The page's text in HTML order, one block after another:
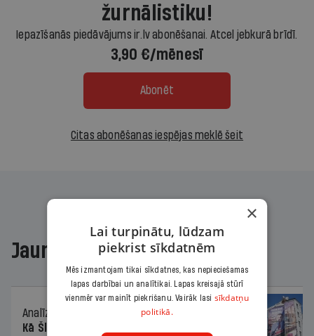
žurnālistiku!
Iepazīšanās piedāvājums ir.lv abonēšanai. Atcel jebkurā brīdī.
3,90 €/mēnesī
Abonēt
Citas abonēšanas iespējas meklē šeit
Jaunākajā žurnālā
Analīze
Kā Šlesera partija palika nesodīta par
×
Lai turpinātu, lūdzam
piekrist sīkdatnēm
Mēs izmantojam tikai sīkdatnes, kas nepieciešamas
lapas darbībai un analītikai. Lapas kreisajā stūrī
vienmēr var mainīt piekrišanu. Vairāk lasi sīkdatņu
politikā.